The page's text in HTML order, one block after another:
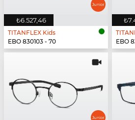
₺6.527,46
TITANFLEX Kids
EBO 830103 - 70
EBO